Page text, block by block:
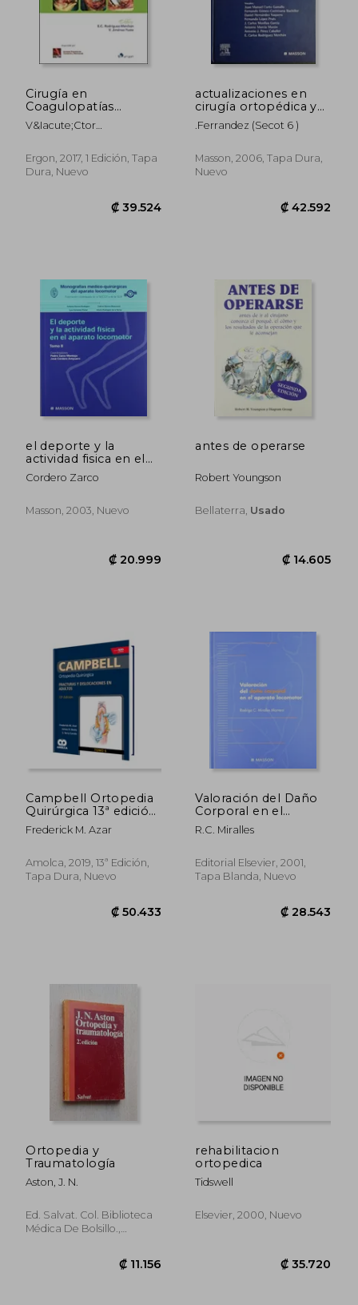
₡ 37.981 ₡
Cirugía en
Coagulopatías
Congénitas: Enfoque
Multidisciplinario
V&Iacute;Ctor
Ergon, 2017, 1 Edición, Tapa
Dura, Nuevo
actualizaciones en
cirugía ortopédica y
traumatología Secot
6 (2006)
.ferrandez (secot 6 )
Masson, 2006, Tapa Dura,
Nuevo
el deporte y la
actividad fisica en el
aparato locomotor 2
Cordero Zarco
Masson, 2003, Nuevo
antes de operarse
Robert Youngson
Bellaterra, Usado
Campbell Ortopedia
Quirúrgica 13ª edición.
Fracturas y
Dislocaciones en
Incluye e-book
Frederick M. Azar
Amolca, 2019, 13ª Edición,
Tapa Dura, Nuevo
Valoración del Daño
Corporal en el
Aparato Locomotor
R.C. Miralles
Editorial Elsevier, 2001,
Tapa Blanda, Nuevo
Ortopedia y
Traumatología
Aston, J. N.
Ed. Salvat. Col. Biblioteca
Médica De Bolsillo.,
rehabilitacion
ortopedica
Tidswell
Elsevier, 2000, Nuevo